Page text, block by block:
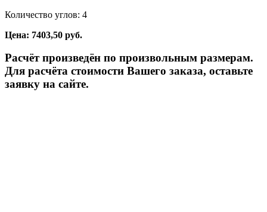
Количество углов: 4
Цена: 7403,50 руб.
Расчёт произведён по произвольным размерам.
Для расчёта стоимости Вашего заказа, оставьте
заявку на сайте.